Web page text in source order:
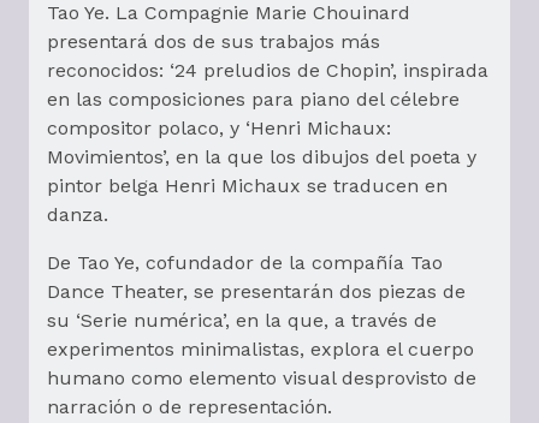
Tao Ye. La Compagnie Marie Chouinard
presentará dos de sus trabajos más
reconocidos: ‘24 preludios de Chopin’, inspirada
en las composiciones para piano del célebre
compositor polaco, y ‘Henri Michaux:
Movimientos’, en la que los dibujos del poeta y
pintor belga Henri Michaux se traducen en
danza.
De Tao Ye, cofundador de la compañía Tao
Dance Theater, se presentarán dos piezas de
su ‘Serie numérica’, en la que, a través de
experimentos minimalistas, explora el cuerpo
humano como elemento visual desprovisto de
narración o de representación.